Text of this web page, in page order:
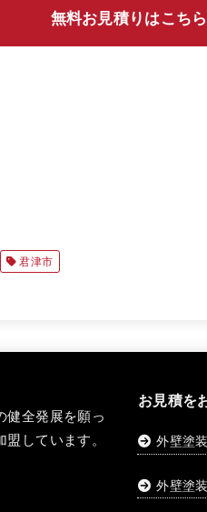
無料お見積りはこちら
君津市
健全発展を願っ
盟しています。
お見積を
外壁塗
外壁塗